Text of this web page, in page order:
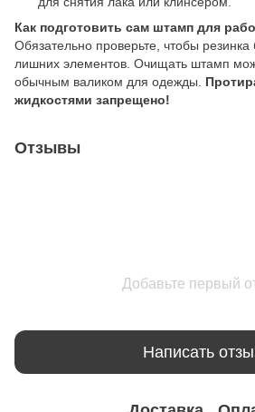
Как подготовить сам штамп для
Обязательно проверьте, чтобы
лишних элементов. Очищать штамп
обычным валиком для одежды.
жидкостями запрещено!
Отзывы
Добавьте первый
Написать